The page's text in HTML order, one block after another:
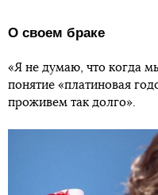
О своем браке
«Я не думаю, что когда
понятие «платиновая
проживем так долго».